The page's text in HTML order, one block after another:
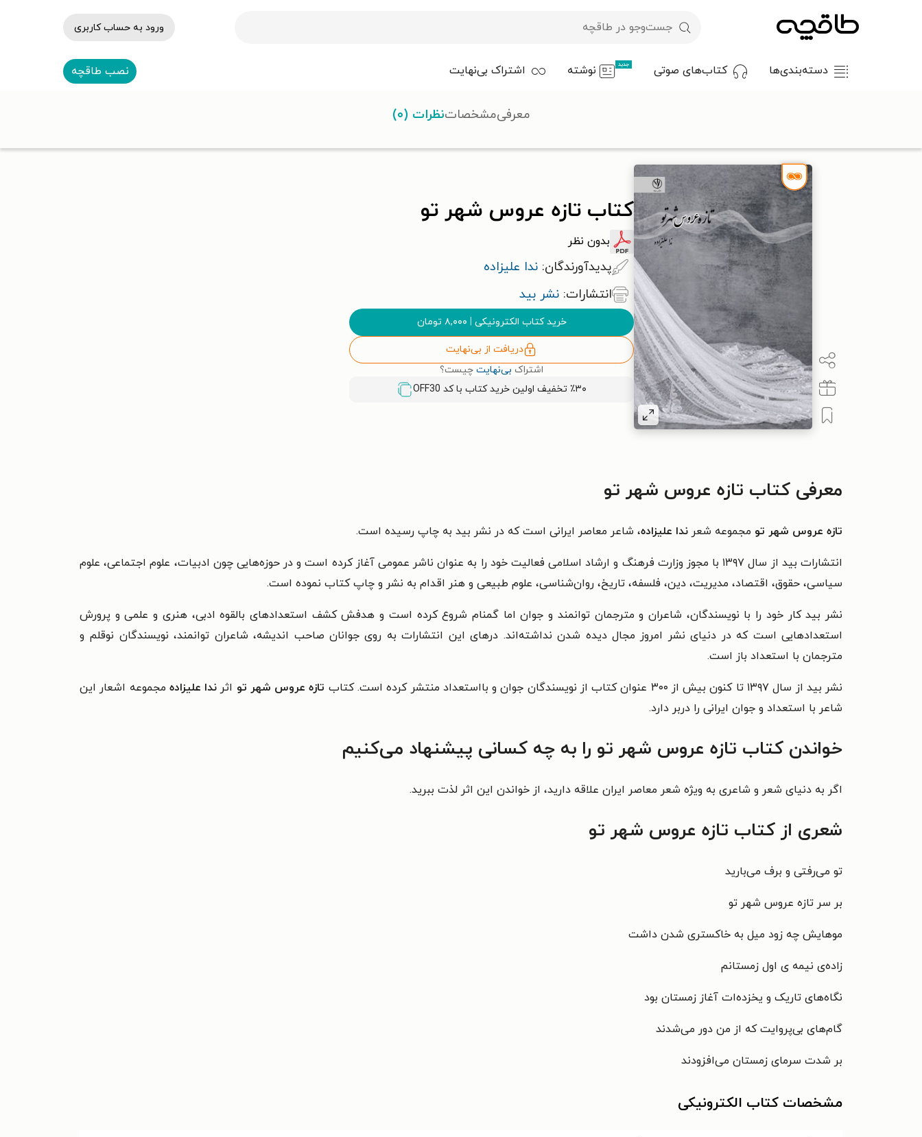
ورود به حساب کاربری
دسته‌بندی‌ها کتاب‌های صوتی جدید نوشته اشتراک بی‌نهایت نصب طاقچه
کتاب تازه عروس شهر تو
بدون نظر
پدیدآورندگان: ندا علیزاده
انتشارات: نشر بید
خرید کتاب الکترونیکی ۸,۰۰۰ تومان
دریافت از بی‌نهایت
اشتراک بی‌نهایت چیست؟
٪۳۰ تخفیف اولین خرید کتاب با کد
OFF30
معرفیمشخصاتنظرات (۰)
معرفی کتاب تازه عروس شهر تو
تازه عروس شهر تو مجموعه شعر ندا علیزاده، شاعر معاصر ایرانی است که در نشر بید به چاپ رسیده است.
انتشارات بید از سال ۱۳۹۷ با مجوز وزارت فرهنگ و ارشاد اسلامی فعالیت خود را به عنوان ناشر عمومی آغاز کرده است و در حوزه‌هایی چون ادبیات، علوم اجتماعی، علوم
سیاسی، حقوق، اقتصاد، مدیریت، دین، فلسفه، تاریخ،‌ روان‌شناسی، علوم طبیعی و هنر اقدام به نشر و چاپ کتاب نموده است.
نشر بید کار خود را با نویسندگان، شاعران و مترجمان توانمند و جوان اما گمنام شروع کرده است و هدفش کشف استعدادهای بالقوه‌ ادبی، هنری و علمی و پرورش
استعدادهایی است که در دنیای نشر امروز مجال دیده شدن نداشته‌اند. درهای این انتشارات به روی جوانان صاحب اندیشه، شاعران توانمند، نویسندگان نوقلم و
مترجمان با استعداد باز است.
نشر بید از سال ۱۳۹۷ تا کنون بیش از ۳۰۰ عنوان کتاب از نویسندگان جوان و بااستعداد منتشر کرده است. کتاب تازه عروس شهر تو اثر ندا علیزاده مجموعه اشعار این
شاعر با استعداد و جوان ایرانی را دربر دارد.
خواندن کتاب تازه عروس شهر تو را به چه کسانی پیشنهاد می‌کنیم
اگر به دنیای شعر و شاعری به ویژه شعر معاصر ایران علاقه دارید، از خواندن این اثر لذت ببرید.
شعری از کتاب تازه عروس شهر تو
تو می‌رفتی و برف می‌بارید
بر سر تازه عروس شهر تو
موهایش چه زود میل به خاکستری شدن داشت
زاده‌ی نیمه ی اول زمستانم
نگاه‌های تاریک و یخزده‌ات آغاز زمستان بود
گام‌های بی‌پروایت که از من دور می‌شدند
بر شدت سرمای زمستان می‌افزودند
مشخصات کتاب الکترونیکی